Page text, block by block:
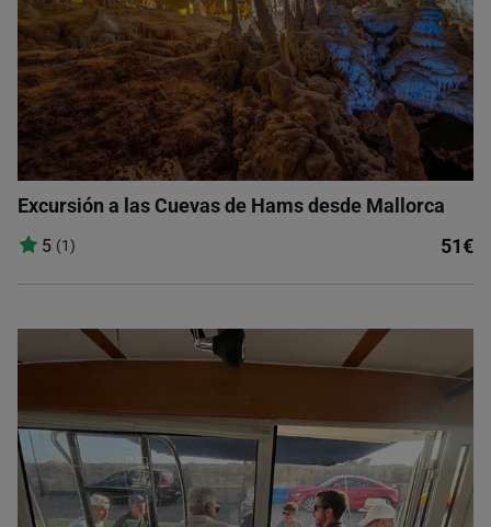
Excursión a las Cuevas de Hams desde Mallorca
5 (1) 51€